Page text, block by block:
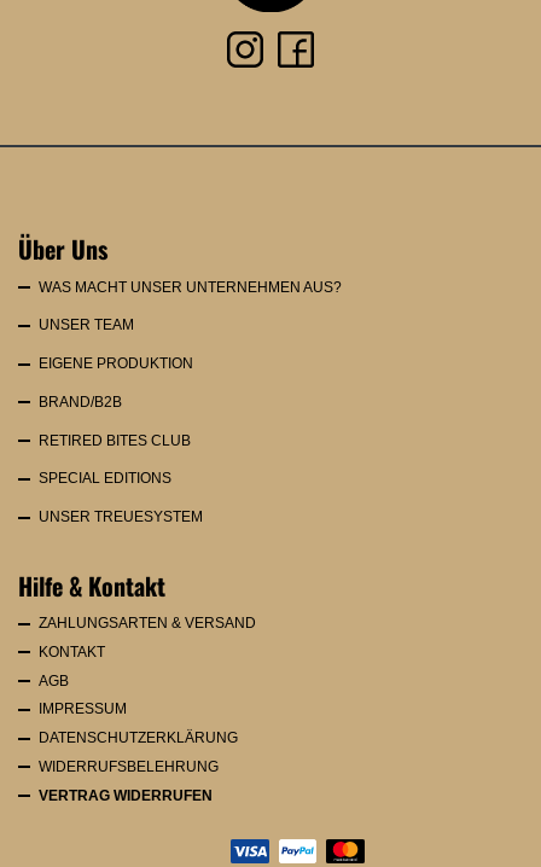
Über Uns
WAS MACHT UNSER UNTERNEHMEN AUS?
UNSER TEAM
EIGENE PRODUKTION
BRAND/B2B
RETIRED BITES CLUB
SPECIAL EDITIONS
UNSER TREUESYSTEM
Hilfe & Kontakt
ZAHLUNGSARTEN & VERSAND
KONTAKT
AGB
IMPRESSUM
DATENSCHUTZERKLÄRUNG
WIDERRUFSBELEHRUNG
VERTRAG WIDERRUFEN